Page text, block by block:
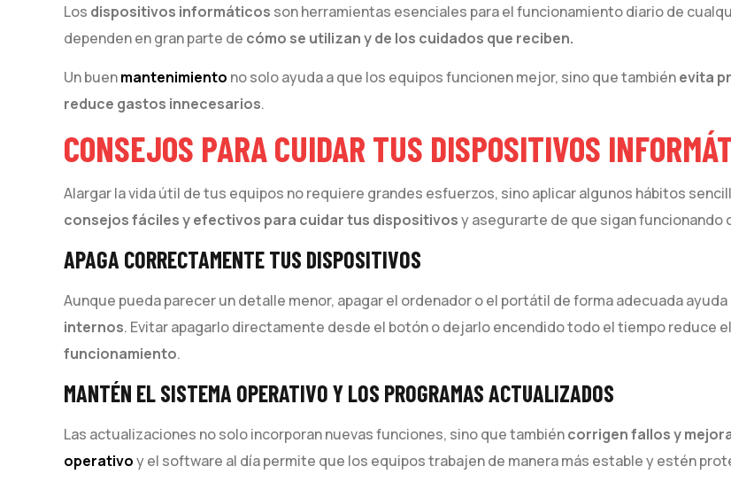
Los dispositivos informáticos son herramientas esenciales para el funcionamiento diario de
dependen en gran parte de cómo se utilizan y de los cuidados que reciben.
Un buenmantenimiento no solo ayuda a que los equipos funcionen mejor, sino que tambiénevita
reduce gastos innecesarios.
CONSEJOS PARA CUIDAR TUS DISPOSITIVOS
Alargar la vida útil de tus equipos no requiere grandes esfuerzos, sino aplicar algunos hábitos
consejos fáciles y efectivos para cuidar tus dispositivosy asegurarte de que sigan
APAGA CORRECTAMENTE TUS DISPOSITIVOS
Aunque pueda parecer un detalle menor, apagar el ordenador o el portátil de forma adecuada ayuda
internos. Evitar apagarlo directamente desde el botón o dejarlo encendido todo el tiempo reduce
funcionamiento.
MANTÉN EL SISTEMA OPERATIVO Y LOS PROGRAMAS ACTUALIZADOS
Las actualizaciones no solo incorporan nuevas funciones, sino que tambiéncorrigen fallos y
operativoy el software al día permite que los equipos trabajen de manera más estable y estén